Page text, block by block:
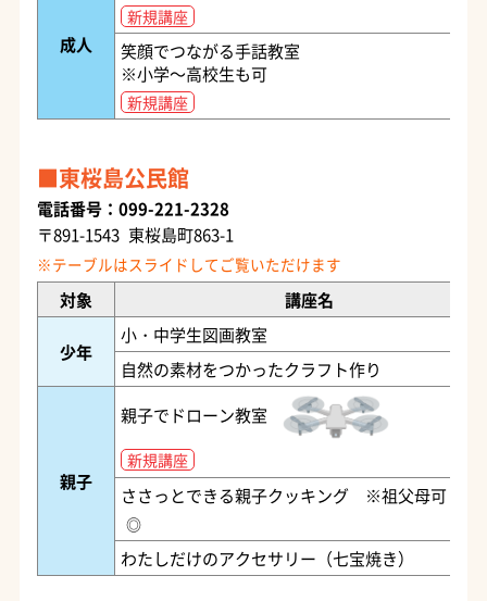
成人
新規講座
笑顔でつながる手話教室
※小学～高校生も可
新規講座
東桜島公民館
電話番号：099-221-2328
〒891-1543 東桜島町863-1
対象 講座名
少年
小・中学生図画教室
自然の素材をつかったクラフト作り
親子
親子でドローン教室
新規講座
ささっとできる親子クッキング ※祖父母可
◎
わたしだけのアクセサリー（七宝焼き）